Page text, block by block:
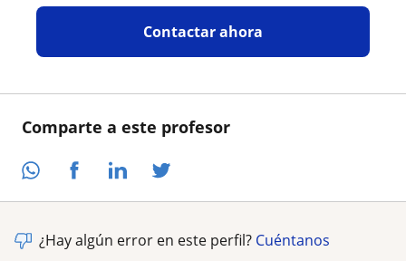
Comparte a este profesor
Contactar ahora
¿Hay algún error en este perfil? Cuéntanos